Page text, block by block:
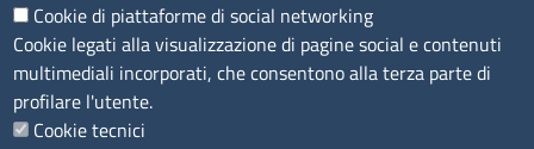
Sito web
Note legali
Privacy policy
Cookie di piattaforme di social networking
Cookie legati alla visualizzazione di pagine social e contenuti
multimediali incorporati, che consentono alla terza parte di
profilare l'utente.
Cookie tecnici